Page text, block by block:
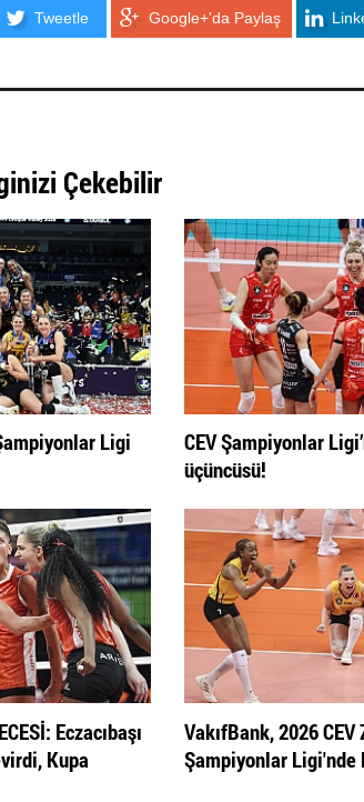
Tweetle Google+'da Paylaş
Çekebilir
Ligi
CEV Şampiyonlar
üçüncüsü!
Eczacıbaşı
Kupa
VakıfBank, 2026 CEV
Şampiyonlar Ligi'nde